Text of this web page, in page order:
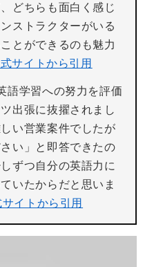
どちらも面白く感じ
ストラクターがいる
とができるのも魅力
サイトから引用
語学習への努力を評価
出張に抜擢されまし
い営業案件でしたが
い」と即答できたの
ずつ自分の英語力に
いたからだと思いま
イトから引用